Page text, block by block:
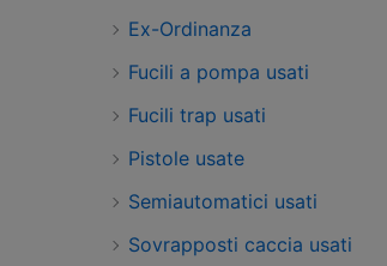
Ex-Ordinanza
Fucili a pompa usati
Fucili trap usati
Pistole usate
Semiautomatici usati
Sovrapposti caccia usati